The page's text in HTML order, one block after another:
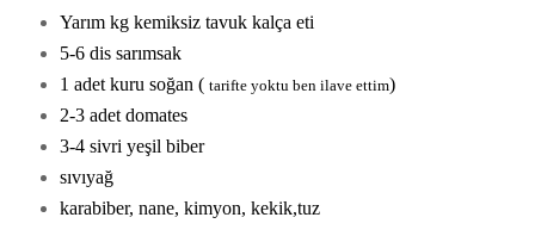
Yarım kg kemiksiz tavuk kalça eti
5-6 dis sarımsak
1 adet kuru soğan ( tarifte yoktu ben ilave ettim)
2-3 adet domates
3-4 sivri yeşil biber
sıvıyağ
karabiber, nane, kimyon, kekik,tuz